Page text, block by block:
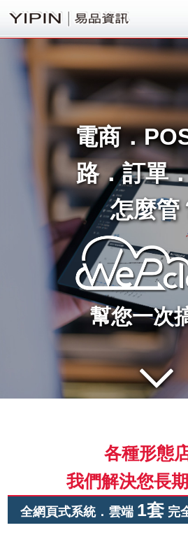
電商．
路．訂單
怎麼管
幫您一次
各種形態
我們解決您長
全網頁式系統．雲端 1套完